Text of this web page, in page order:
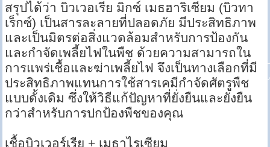
สรุปได้ว่า บิวเวอเรีย มิกซ์ เมธฮาริเซียม (บิวทา
เร็กซ์) เป็นสารละลายที่ปลอดภัย มีประสิทธิภาพ
และเป็นมิตรต่อสิ่งแวดล้อมสำหรับการป้องกัน
และกำจัดเพลี้ยไฟในพืช ด้วยความสามารถใน
การแพร่เชื้อและฆ่าเพลี้ยไฟ จึงเป็นทางเลือกที่มี
ประสิทธิภาพแทนการใช้สารเคมีกำจัดศัตรูพืช
แบบดั้งเดิม ซึ่งให้วิธีแก้ปัญหาที่ยั่งยืนและยั่งยืน
กว่าสำหรับการปกป้องพืชของคุณ
เชื้อบิวเวอร์เรีย + เมธาไรเซียม